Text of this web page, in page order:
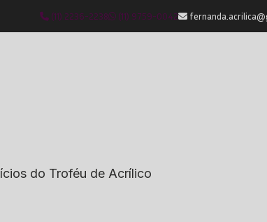
(11) 2236-2238 (11) 9759-0042
do Troféu de Acrílico